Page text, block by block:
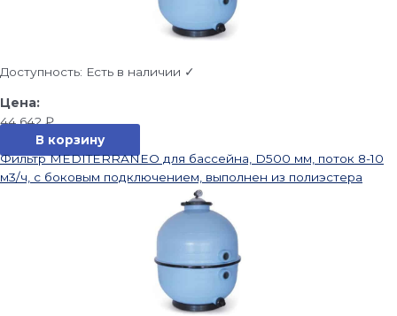
Доступность: Есть в наличии ✓
44 642₽
В корзину
Фильтр MEDITERRANEO для бассейна, D500 мм, поток 8-10
м3/ч, с боковым подключением, выполнен из полиэстера